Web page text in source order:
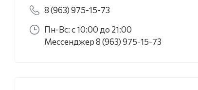
8 (963) 975-15-73
Пн-Вс: с 10:00 до 21:00
Мессенджер 8 (963) 975-15-73